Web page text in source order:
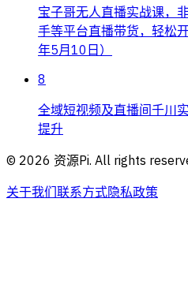
宝子哥无人直播实战课，
手等平台直播带货，轻松
年5月10日）
8
全域短视频及直播间千川
提升
© 2026 资源Pi. All rights
关于我们联系方式隐私政策